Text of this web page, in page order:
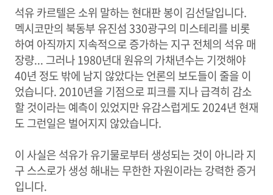
석유 카르텔은 소위 말하는 현대판 봉이 김선달입니다.
멕시코만의 북동부 유진섬 330광구의 미스테리를 비롯
하여 아직까지 지속적으로 증가하는 지구 전체의 석유 매
장량... 그러나 1980년대 원유의 가채년수는 기껏해야
40년 정도 밖에 남지 않았다는 언론의 보도들이 줄을 이
었습니다. 2010년을 기점으로 피크를 지나 급격히 감소
할 것이라는 예측이 있었지만 유감스럽게도 2024년 현재
도 그런일은 벌어지지 않았습니다.
이 사실은 석유가 유기물로부터 생성되는 것이 아니라 지
구 스스로가 생성 해내는 무한한 자원이라는 강력한 증거
입니다.